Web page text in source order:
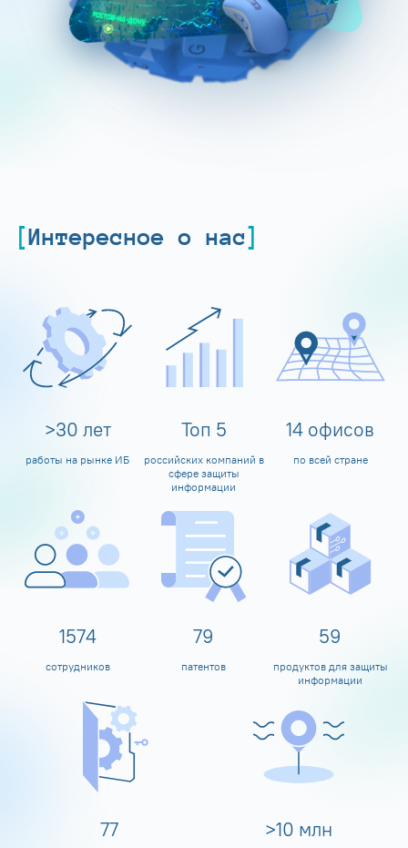
Интересное о нас
>30 лет
работы на рынке ИБ
Топ 5
российских компаний в
сфере защиты
информации
14 офисов
по всей стране
1600
сотрудников
80
патентов
60
продуктов для защиты
информации
80 >10 млн